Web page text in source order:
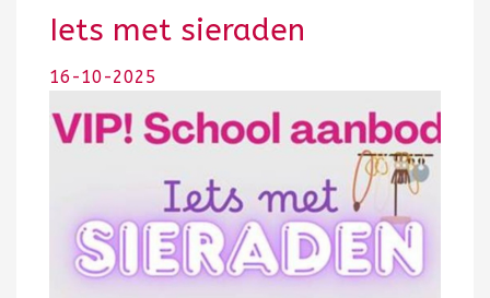
Iets met sieraden
16-10-2025